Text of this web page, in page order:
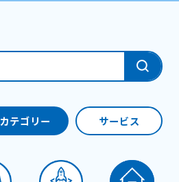
カテゴリー サービス